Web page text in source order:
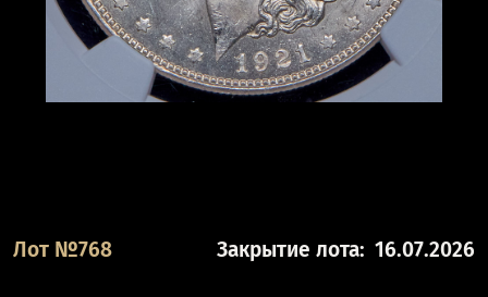
Лот №768 Закрытие лота: 16.07.2026